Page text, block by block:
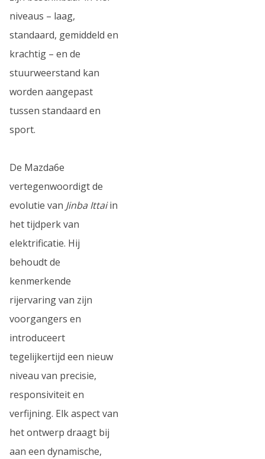
niveaus – laag,
standaard, gemiddeld en
krachtig – en de
stuurweerstand kan
worden aangepast
tussen standaard en
sport.
De Mazda6e
vertegenwoordigt de
evolutie van Jinba Ittai in
het tijdperk van
elektrificatie. Hij
behoudt de
kenmerkende
rijervaring van zijn
voorgangers en
introduceert
tegelijkertijd een nieuw
niveau van precisie,
responsiviteit en
verfijning. Elk aspect van
het ontwerp draagt bij
aan een dynamische,